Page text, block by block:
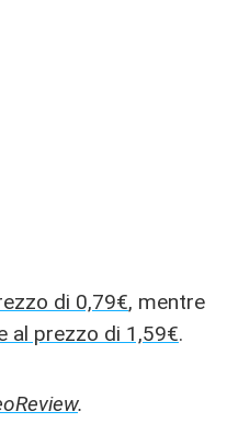
di 0,79€, mentre
al prezzo di 1,59€.
.